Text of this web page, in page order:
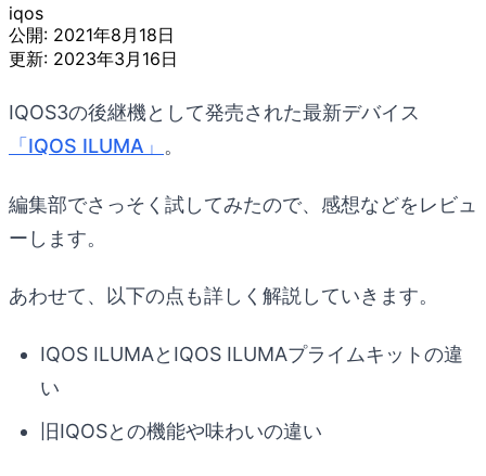
iqos
公開: 2021年8月18日
更新: 2023年3月16日
IQOS3の後継機として発売された最新デバイス
「IQOS ILUMA」 。
編集部でさっそく試してみたので、感想などをレビュ
ーします。
あわせて、以下の点も詳しく解説していきます。
IQOS ILUMAとIQOS ILUMAプライムキットの違
い
旧IQOSとの機能や味わいの違い